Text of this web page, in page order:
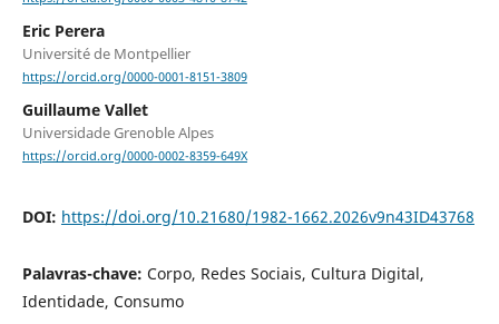
Eric Perera
Université de Montpellier
https://orcid.org/0000-0001-8151-3809
Guillaume Vallet
Universidade Grenoble Alpes
https://orcid.org/0000-0002-8359-649X
DOI: https://doi.org/10.21680/1982-1662.2026v9n43ID43768
Palavras-chave: Corpo, Redes Sociais, Cultura Digital,
Identidade, Consumo